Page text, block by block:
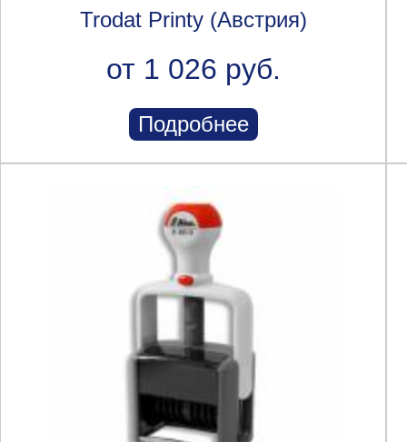
Trodat Printy (Австрия)
от 1 026 руб.
Подробнее